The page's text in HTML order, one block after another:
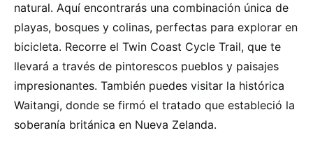
natural. Aquí encontrarás una combinación única de
playas, bosques y colinas, perfectas para explorar en
bicicleta. Recorre el Twin Coast Cycle Trail, que te
llevará a través de pintorescos pueblos y paisajes
impresionantes. También puedes visitar la histórica
Waitangi, donde se firmó el tratado que estableció la
soberanía británica en Nueva Zelanda.